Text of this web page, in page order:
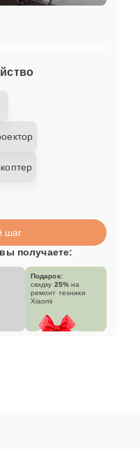
шаг
получаете:
Подарок:
скидку 25% на
ремонт техники
Xiaomi